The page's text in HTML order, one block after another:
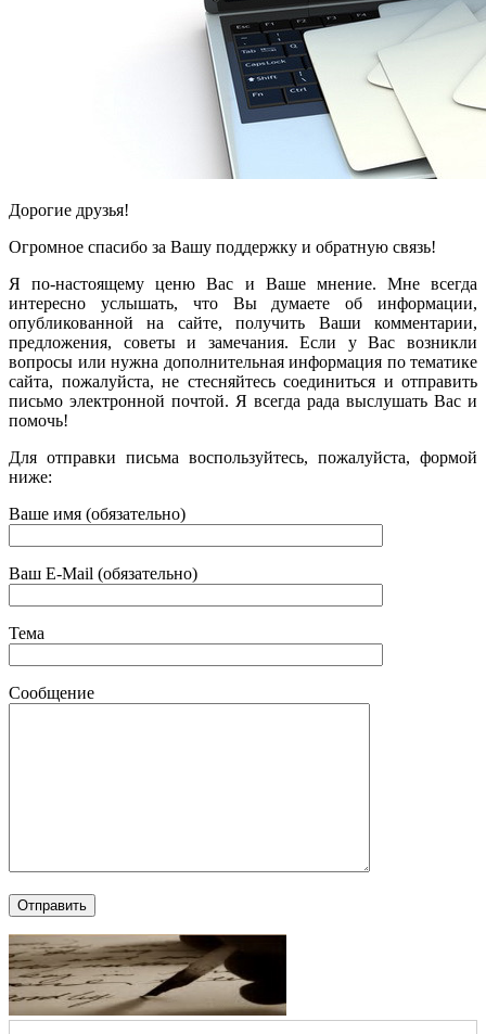
Дорогие друзья!
Огромное спасибо за Вашу поддержку и обратную связь!
Я по-настоящему ценю Вас и Ваше мнение. Мне всегда
интересно услышать, что Вы думаете об информации,
опубликованной на сайте, получить Ваши комментарии,
предложения, советы и замечания. Если у Вас возникли
вопросы или нужна дополнительная информация по тематике
сайта, пожалуйста, не стесняйтесь соединиться и отправить
письмо электронной почтой. Я всегда рада выслушать Вас и
помочь!
Для отправки письма воспользуйтесь, пожалуйста, формой
ниже:
Ваше имя (обязательно)
Ваш E-Mail (обязательно)
Тема
Сообщение